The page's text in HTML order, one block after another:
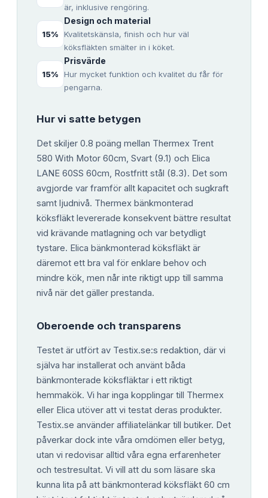
är, inklusive rengöring.
15%
Design och material
Kvalitetskänsla, finish och hur väl
köksfläkten smälter in i köket.
15%
Prisvärde
Hur mycket funktion och kvalitet du får för
pengarna.
Hur vi satte betygen
Det skiljer 0.8 poäng mellan Thermex Trent
580 With Motor 60cm, Svart (9.1) och Elica
LANE 60SS 60cm, Rostfritt stål (8.3). Det som
avgjorde var framför allt kapacitet och sugkraft
samt ljudnivå. Thermex bänkmonterad
köksfläkt levererade konsekvent bättre resultat
vid krävande matlagning och var betydligt
tystare. Elica bänkmonterad köksfläkt är
däremot ett bra val för enklare behov och
mindre kök, men når inte riktigt upp till samma
nivå när det gäller prestanda.
Oberoende och transparens
Testet är utfört av Testix.se:s redaktion, där vi
själva har installerat och använt båda
bänkmonterade köksfläktar i ett riktigt
hemmakök. Vi har inga kopplingar till Thermex
eller Elica utöver att vi testat deras produkter.
Testix.se använder affiliatelänkar till butiker. Det
påverkar dock inte våra omdömen eller betyg,
utan vi redovisar alltid våra egna erfarenheter
och testresultat. Vi vill att du som läsare ska
kunna lita på att bänkmonterad köksfläkt 60 cm